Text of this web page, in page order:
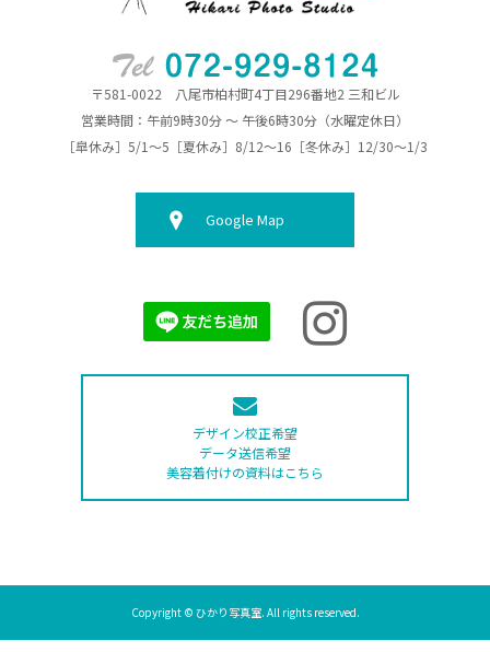
〒581-0022 八尾市柏村町4丁目296番地2 三和ビル
営業時間：午前9時30分 ～ 午後6時30分（水曜定休日）
［皐休み］5/1～5［夏休み］8/12～16［冬休み］12/30～1/3
Google Map
デザイン校正希望
データ送信希望
美容着付けの資料はこちら
Copyright © ひかり写真室. All rights reserved.